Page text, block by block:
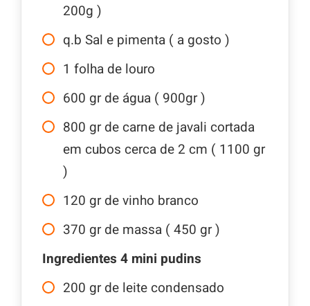
200g )
q.b Sal e pimenta ( a gosto )
1 folha de louro
600 gr de água ( 900gr )
800 gr de carne de javali cortada
em cubos cerca de 2 cm ( 1100 gr
)
120 gr de vinho branco
370 gr de massa ( 450 gr )
Ingredientes 4 mini pudins
200 gr de leite condensado